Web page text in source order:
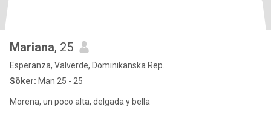
Mariana, 25
Esperanza, Valverde, Dominikanska Rep.
Söker: Man 25 - 25
Morena, un poco alta, delgada y bella